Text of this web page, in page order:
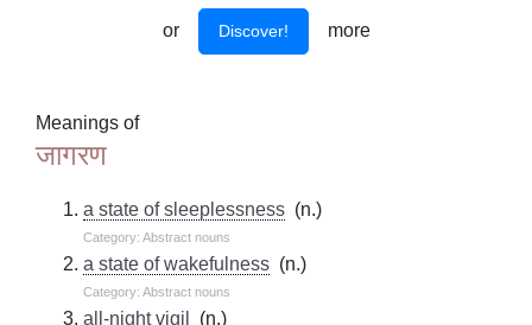
or Discover! more
Meanings of
जागरण
a state of sleeplessness (n.)
Category: Abstract nouns
a state of wakefulness (n.)
Category: Abstract nouns
all-night vigil (n.)